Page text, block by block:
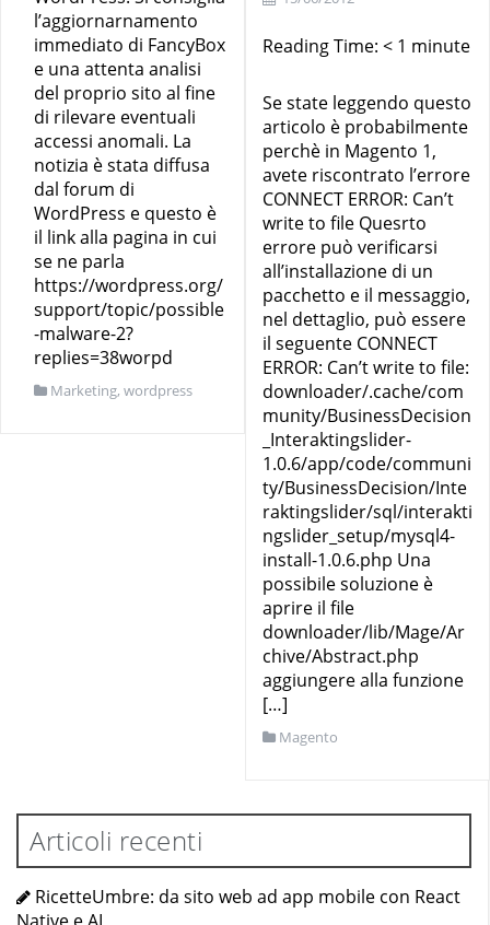
l’aggiornarnamento
immediato di FancyBox
e una attenta analisi
del proprio sito al fine
di rilevare eventuali
accessi anomali. La
notizia è stata diffusa
dal forum di
WordPress e questo è
il link alla pagina in cui
se ne parla
https://wordpress.org/
support/topic/possible
-malware-2?
replies=38worpd
Marketing, wordpress
Reading Time: < 1 minute
Se state leggendo questo
articolo è probabilmente
perchè in Magento 1,
avete riscontrato l’errore
CONNECT ERROR: Can’t
write to file Quesrto
errore può verificarsi
all’installazione di un
pacchetto e il messaggio,
nel dettaglio, può essere
il seguente CONNECT
ERROR: Can’t write to file:
downloader/.cache/com
munity/BusinessDecision
_Interaktingslider-
1.0.6/app/code/communi
ty/BusinessDecision/Inte
raktingslider/sql/interakti
ngslider_setup/mysql4-
install-1.0.6.php Una
possibile soluzione è
aprire il file
downloader/lib/Mage/Ar
chive/Abstract.php
aggiungere alla funzione
[…]
Magento
Articoli recenti
RicetteUmbre: da sito web ad app mobile con React